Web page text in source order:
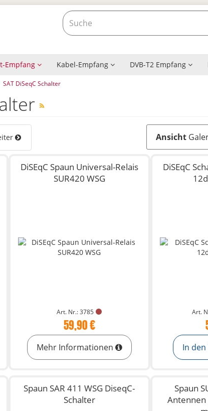
Empfang Kabel-Empfang DVB-T2 Empfang
SAT DiSeqC Schalter
Ansicht
DiSEqC Spaun Universal-Relais
SUR420 WSG
Art. Nr.: 3785
59,90 €
Mehr Informationen
DiSEqC
Art.
In
Spaun SAR 411 WSG DiseqC-
Schalter
Spaun
Antennen